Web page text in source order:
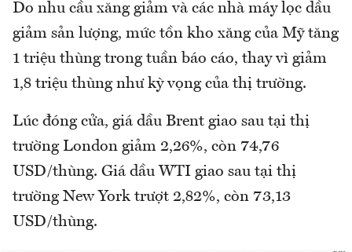
Do nhu cầu xăng giảm và các nhà máy lọc dầu
giảm sản lượng, mức tồn kho xăng của Mỹ tăng
1 triệu thùng trong tuần báo cáo, thay vì giảm
1,8 triệu thùng như kỳ vọng của thị trường.
Lúc đóng cửa, giá dầu Brent giao sau tại thị
trường London giảm 2,26%, còn 74,76
USD/thùng. Giá dầu WTI giao sau tại thị
trường New York trượt 2,82%, còn 73,13
USD/thùng.